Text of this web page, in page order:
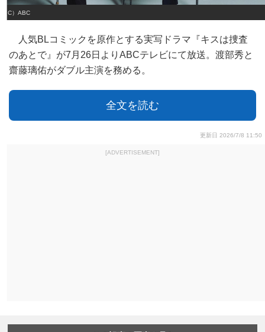
（C）ABC
人気BLコミックを原作とする実写ドラマ『キスは捜査
のあとで』が7月26日よりABCテレビにて放送。渡部秀と
齋藤璃佑がダブル主演を務める。
全文を読む
更新日 2026/7/8 11:50
[ADVERTISEMENT]